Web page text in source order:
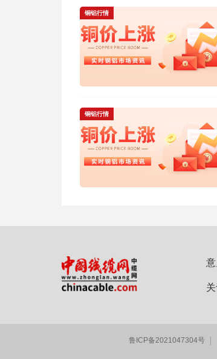
铜铝行情
铜铝行情
鲁ICP备2021047304号